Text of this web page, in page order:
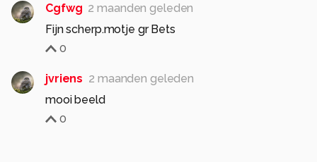
Cgfwg 2 maanden geleden
Fijn scherp.motje gr Bets
0
jvriens 2 maanden geleden
mooi beeld
0